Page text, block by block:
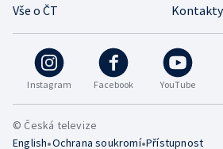
Instagram Facebook YouTube
Vše o ČT
Kontakty
© Česká televize
English•Ochrana soukromí•Přístupnost